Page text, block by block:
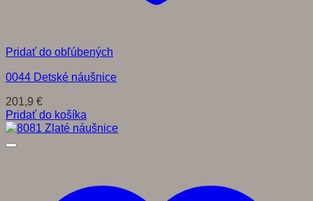
Pridať do obľúbených
0044 Detské náušnice
201,9 €
Pridať do košíka